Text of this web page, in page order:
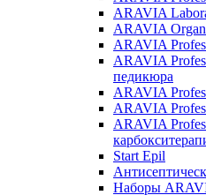
ARAVIA
ARAVIA
ARAVIA
ARAVIA
педикюра
ARAVIA
ARAVIA
ARAVIA
Start Epil
Наборы